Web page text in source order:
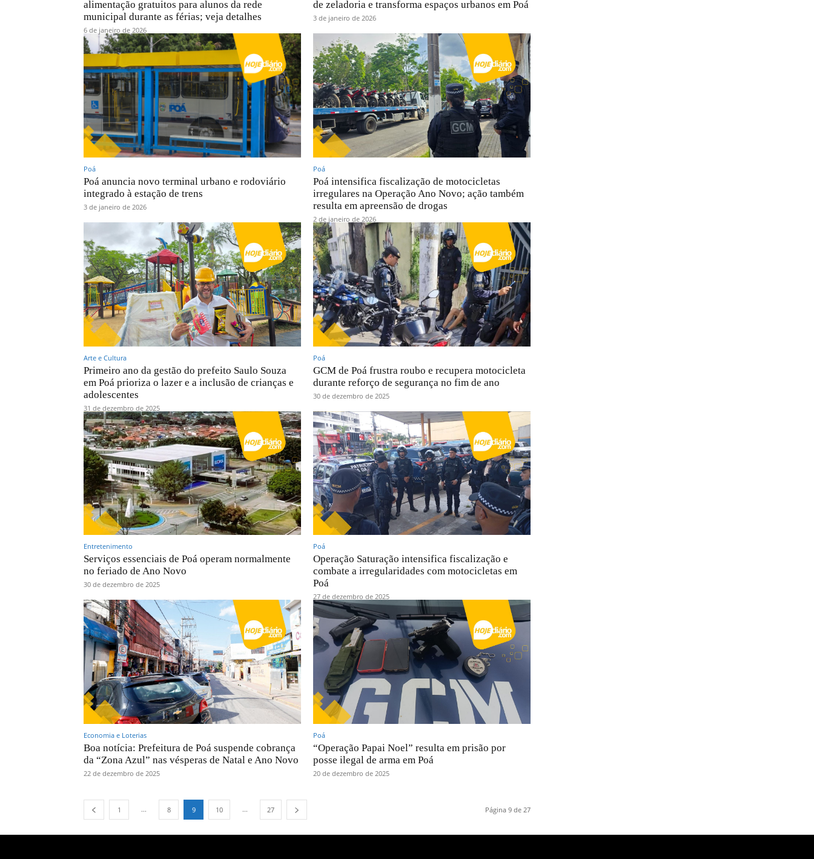
alimentação gratuitos para alunos da rede
municipal durante as férias; veja detalhes
6 de janeiro de 2026
de zeladoria e transforma espaços urbanos em Poá
3 de janeiro de 2026
Poá
Poá anuncia novo terminal urbano e rodoviário
integrado à estação de trens
3 de janeiro de 2026
Poá
Poá intensifica fiscalização de motocicletas
irregulares na Operação Ano Novo; ação também
resulta em apreensão de drogas
2 de janeiro de 2026
Arte e Cultura
Primeiro ano da gestão do prefeito Saulo Souza
em Poá prioriza o lazer e a inclusão de crianças e
adolescentes
31 de dezembro de 2025
Poá
GCM de Poá frustra roubo e recupera motocicleta
durante reforço de segurança no fim de ano
30 de dezembro de 2025
Entretenimento
Serviços essenciais de Poá operam normalmente
no feriado de Ano Novo
30 de dezembro de 2025
Poá
Operação Saturação intensifica fiscalização e
combate a irregularidades com motocicletas em
Poá
27 de dezembro de 2025
Economia e Loterias
Boa notícia: Prefeitura de Poá suspende cobrança
da “Zona Azul” nas vésperas de Natal e Ano Novo
22 de dezembro de 2025
Poá
“Operação Papai Noel” resulta em prisão por
posse ilegal de arma em Poá
20 de dezembro de 2025
1 ... 8 9 10 ... 27 Página 9 de 27